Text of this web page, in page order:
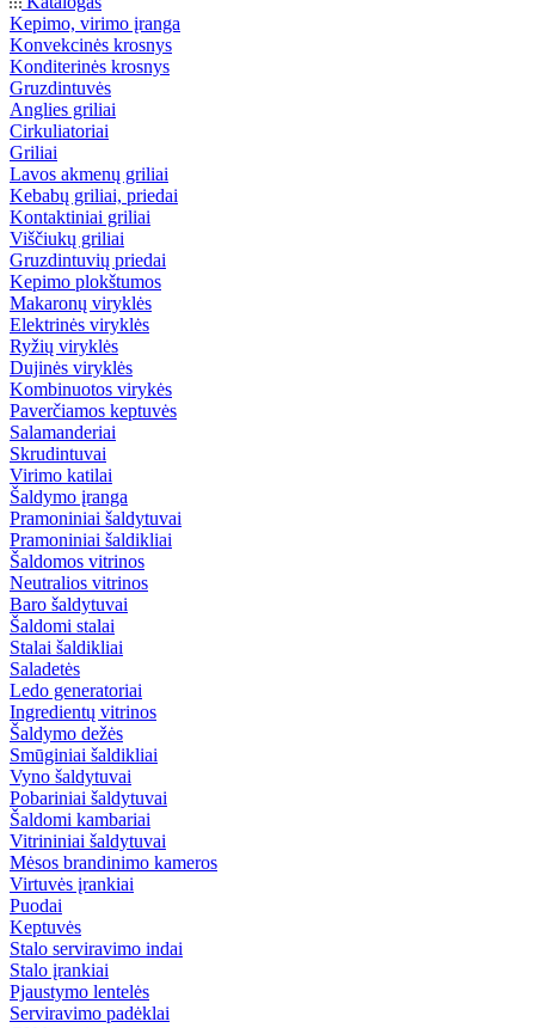
Kepimo, virimo įranga
Konvekcinės krosnys
Konditerinės krosnys
Gruzdintuvės
Anglies griliai
Cirkuliatoriai
Griliai
Lavos akmenų griliai
Kebabų griliai, priedai
Kontaktiniai griliai
Viščiukų griliai
Gruzdintuvių priedai
Kepimo plokštumos
Makaronų viryklės
Elektrinės viryklės
Ryžių viryklės
Dujinės viryklės
Kombinuotos virykės
Paverčiamos keptuvės
Salamanderiai
Skrudintuvai
Virimo katilai
Šaldymo įranga
Pramoniniai šaldytuvai
Pramoniniai šaldikliai
Šaldomos vitrinos
Neutralios vitrinos
Baro šaldytuvai
Šaldomi stalai
Stalai šaldikliai
Saladetės
Ledo generatoriai
Ingredientų vitrinos
Šaldymo dežės
Smūginiai šaldikliai
Vyno šaldytuvai
Pobariniai šaldytuvai
Šaldomi kambariai
Vitrininiai šaldytuvai
Mėsos brandinimo kameros
Virtuvės įrankiai
Puodai
Keptuvės
Stalo serviravimo indai
Stalo įrankiai
Pjaustymo lentelės
Serviravimo padėklai